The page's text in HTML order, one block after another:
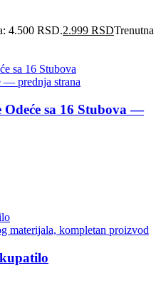
4.500 RSD.2.999 RSDTrenutna
Odeće sa 16 Stubova —